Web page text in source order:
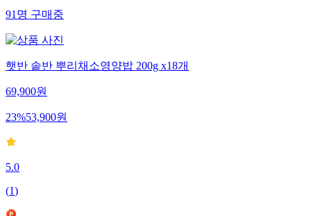
91명구매중
햇반 솥반 뿌리채소영양밥 200g x18개
69,900원
23%53,900원
5.0
(1)